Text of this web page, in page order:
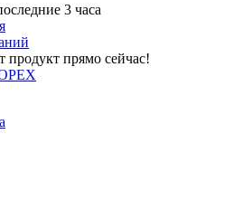
3 часа
продукт прямо сейчас!